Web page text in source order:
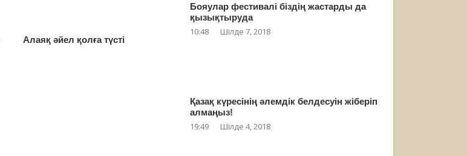
Алаяқ әйел қолға түсті
Бояулар фестивалі біздің жастарды да
қызықтыруда
10:48 Шілде 7, 2018
Қазақ күресінің әлемдік белдесуін жіберіп
алмаңыз!
19:49 Шілде 4, 2018